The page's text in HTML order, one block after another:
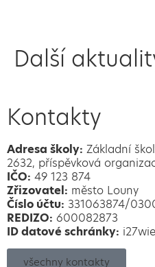
Další
Kontakty
Adresa školy: Základní
2632, příspěvková
IČO: 49 123 874
Zřizovatel: město Louny
Číslo účtu: 331063874/
REDIZO: 600082873
ID datové schránky:
všechny kontakty